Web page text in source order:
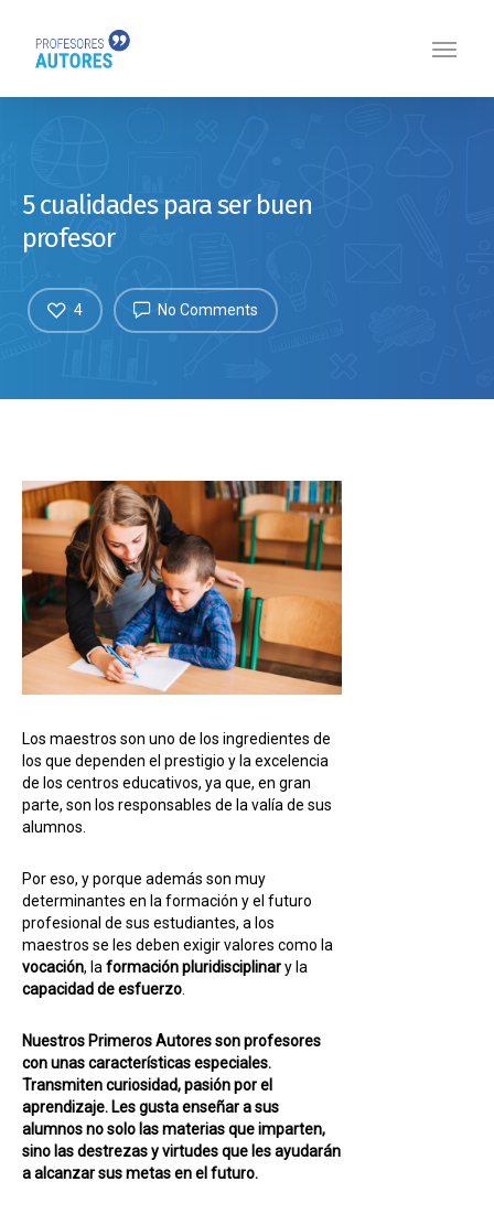
5 cualidades para ser buen
profesor
No Comments
4
Los maestros son uno de los ingredientes de
los que dependen el prestigio y la excelencia
de los centros educativos, ya que, en gran
parte, son los responsables de la valía de sus
alumnos.
Por eso, y porque además son muy
determinantes en la formación y el futuro
profesional de sus estudiantes, a los
maestros se les deben exigir valores como la
vocación, la formación pluridisciplinary la
capacidad de esfuerzo
Nuestros Primeros Autores son profesores
con unas características especiales.
Transmiten curiosidad, pasión por el
aprendizaje. Les gusta enseñar a sus
alumnos no solo las materias que imparten,
sino las destrezas y virtudes que les ayudarán
a alcanzar sus metas en el futuro.